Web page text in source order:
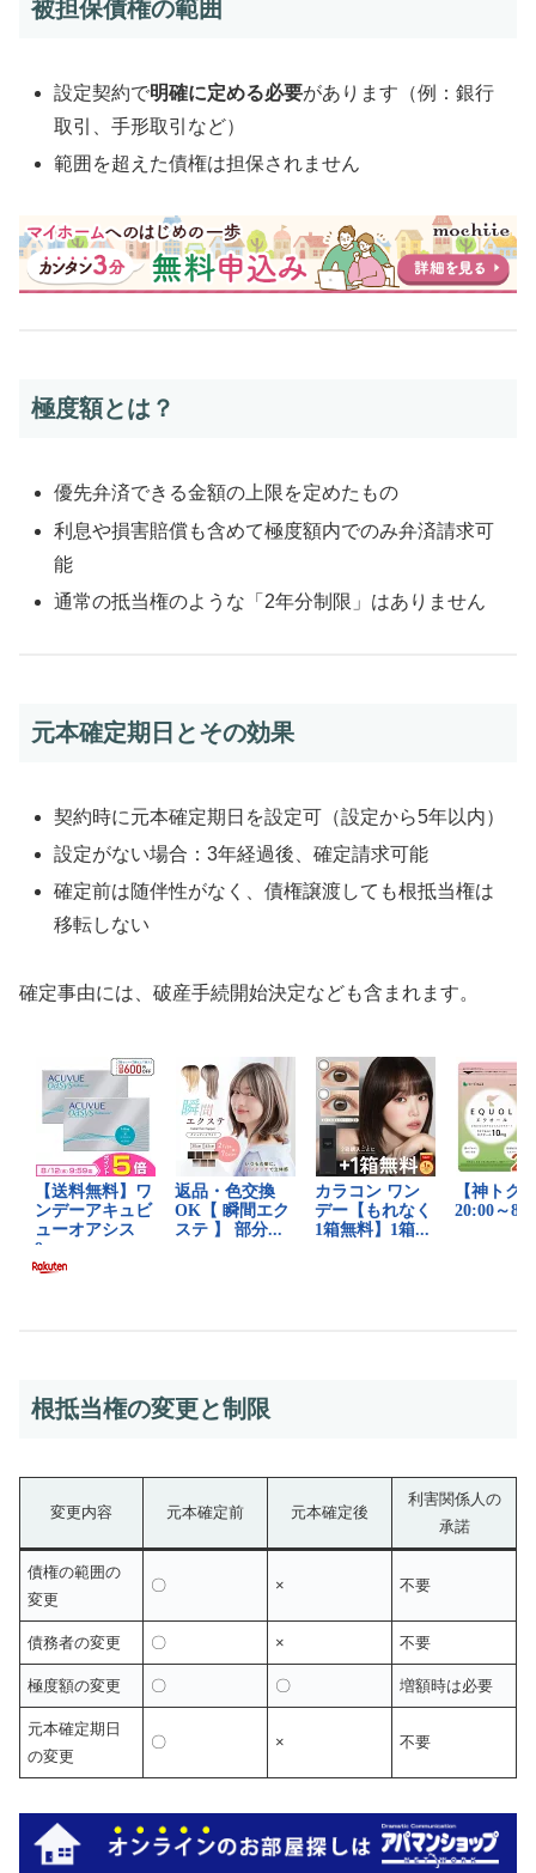
被担保債権の範囲
設定契約で明確に定める必要があります（例：銀行
取引、手形取引など）
範囲を超えた債権は担保されません
極度額とは？
優先弁済できる金額の上限を定めたもの
利息や損害賠償も含めて極度額内でのみ弁済請求可
能
通常の抵当権のような「2年分制限」はありません
元本確定期日とその効果
契約時に元本確定期日を設定可（設定から5年以内）
設定がない場合：3年経過後、確定請求可能
確定前は随伴性がなく、債権譲渡しても根抵当権は
移転しない
確定事由には、破産手続開始決定なども含まれます。
根抵当権の変更と制限
変更内容 元本確定前 元本確定後
利害関係人の
承諾
債権の範囲の
変更
〇 × 不要
債務者の変更 〇 × 不要
極度額の変更 〇 〇 増額時は必要
元本確定期日
の変更
〇 × 不要